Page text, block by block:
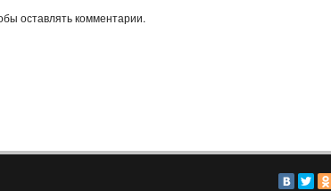
оставлять комментарии.